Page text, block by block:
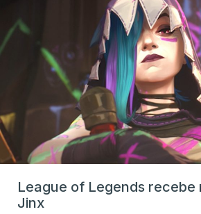
League of Legends recebe
Jinx